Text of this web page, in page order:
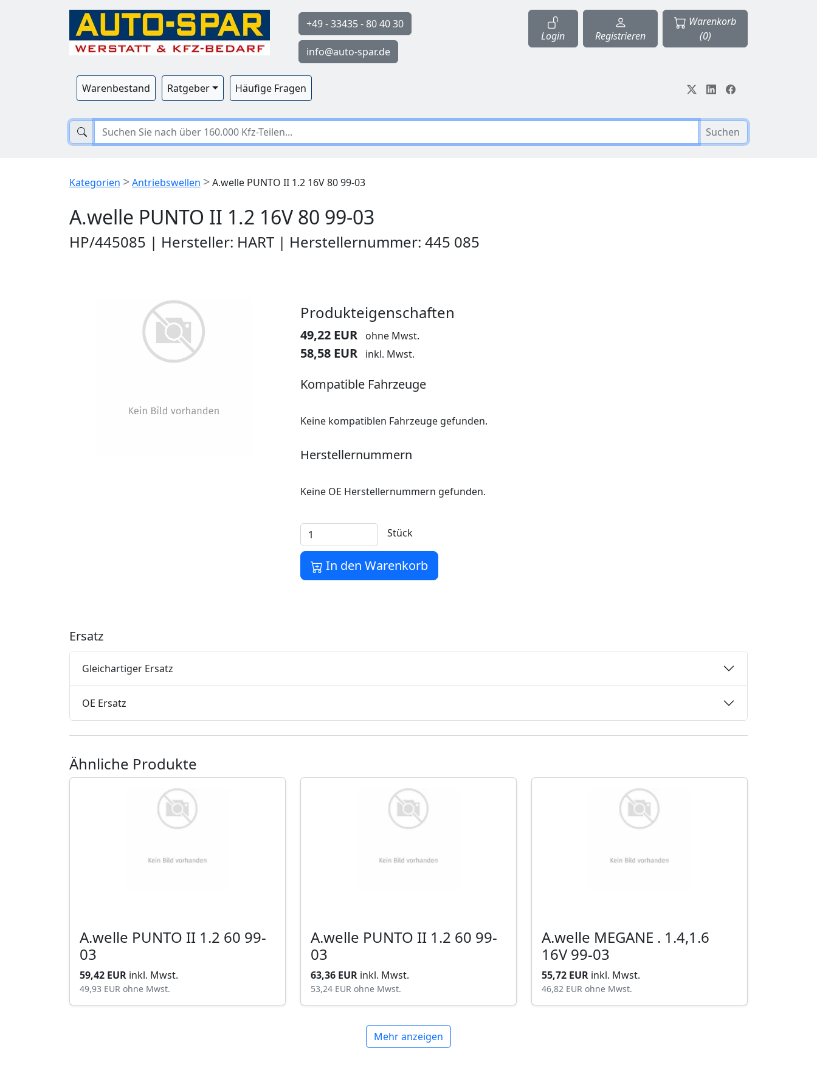
+49 - 33435 - 80 40 30
info@auto-spar.de
Login Registrieren
Warenkorb
(0)
Warenbestand Ratgeber Häufige Fragen
Suchen
Kategorien >Antriebswellen >A.welle PUNTO II 1.2 16V 80 99-03
A.welle PUNTO II 1.2 16V 80 99-03
HP/445085 | Hersteller: HART | Herstellernummer: 445 085
Produkteigenschaften
49,22 EUR ohne Mwst.
58,58 EUR inkl. Mwst.
Kompatible Fahrzeuge
Keine kompatiblen Fahrzeuge gefunden.
Herstellernummern
Keine OE Herstellernummern gefunden.
Stück
In den Warenkorb
Ersatz
Gleichartiger Ersatz
OE Ersatz
Ähnliche Produkte
A.welle PUNTO II 1.2 60 99-
03
59,42 EUR inkl. Mwst.
49,93 EUR ohne Mwst.
A.welle PUNTO II 1.2 60 99-
03
63,36 EUR inkl. Mwst.
53,24 EUR ohne Mwst.
A.welle MEGANE . 1.4,1.6
16V 99-03
55,72 EUR inkl. Mwst.
46,82 EUR ohne Mwst.
Mehr anzeigen